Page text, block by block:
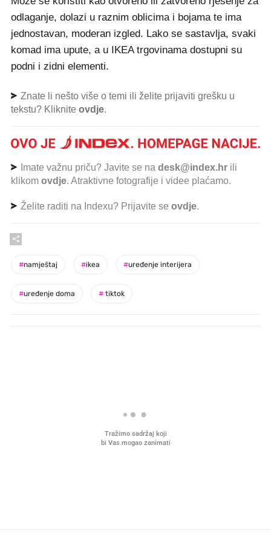
odlaganje, dolazi u raznim oblicima i bojama te ima
jednostavan, moderan izgled. Lako se sastavlja, svaki
komad ima upute, a u IKEA trgovinama dostupni su
podni i zidni elementi.
Znate li nešto više o temi ili želite prijaviti grešku u
tekstu? Kliknite ovdje.
Imate važnu priču? Javite se na desk@index.hr ili
klikom ovdje. Atraktivne fotografije i videe plaćamo.
Želite raditi na Indexu? Prijavite se ovdje.
#namještaj #ikea #uređenje interijera
#uređenje doma # tiktok